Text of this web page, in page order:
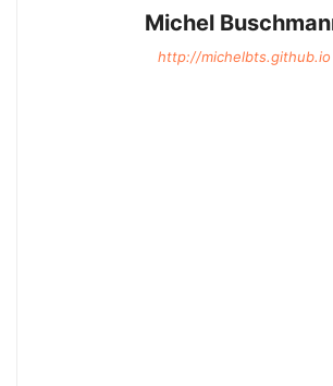
Michel
http://michelbts.github.io